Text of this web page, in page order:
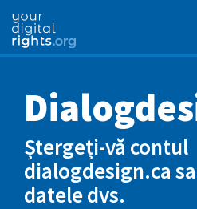
Ștergeți-vă contul
dialogdesign.ca
datele dvs.